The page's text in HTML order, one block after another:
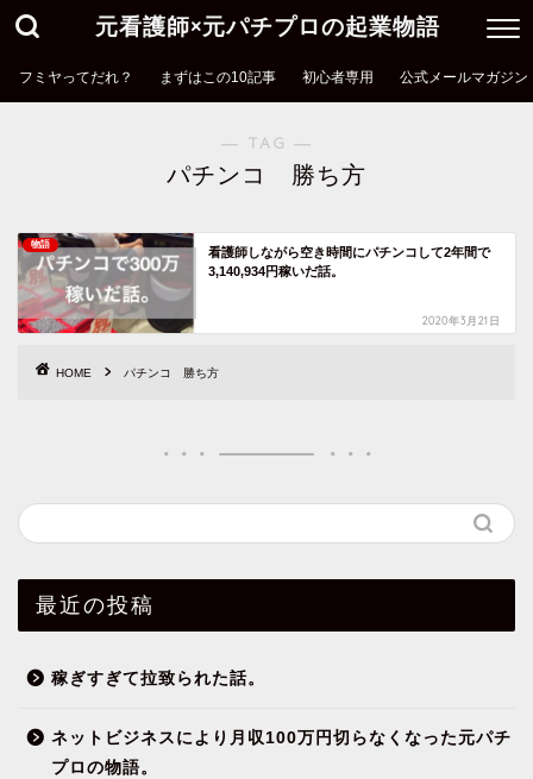
元看護師×元パチプロの起業物語
フミヤってだれ？ まずはこの10記事 初心者専用 公式メールマガジン
― TAG ―
パチンコ 勝ち方
物語
看護師しながら空き時間にパチンコして2年間で
3,140,934円稼いだ話。
2020年3月21日
HOME パチンコ 勝ち方
最近の投稿
稼ぎすぎて拉致られた話。
ネットビジネスにより月収100万円切らなくなった元パチ
プロの物語。